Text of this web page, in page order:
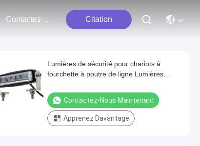
Contactez-Nous Citation
Lumières de sécurité pour chariots à
fourchette à poutre de ligne Lumières
verte IP67
Contactez-Nous Maintenant
Apprenez Davantage